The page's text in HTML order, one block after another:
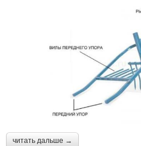
читать дальше →